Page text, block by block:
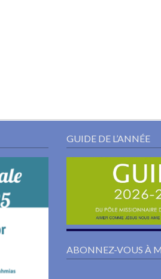
GUIDE DE L’ANNÉE
ABONNEZ-VOUS À